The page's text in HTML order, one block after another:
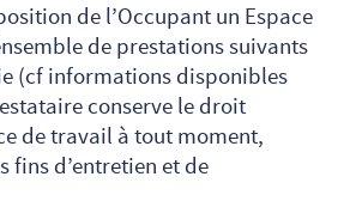
de l’Occupant un Espace
de prestations suivants
(cf informations disponibles
conserve le droit
de travail à tout moment,
fins d’entretien et de